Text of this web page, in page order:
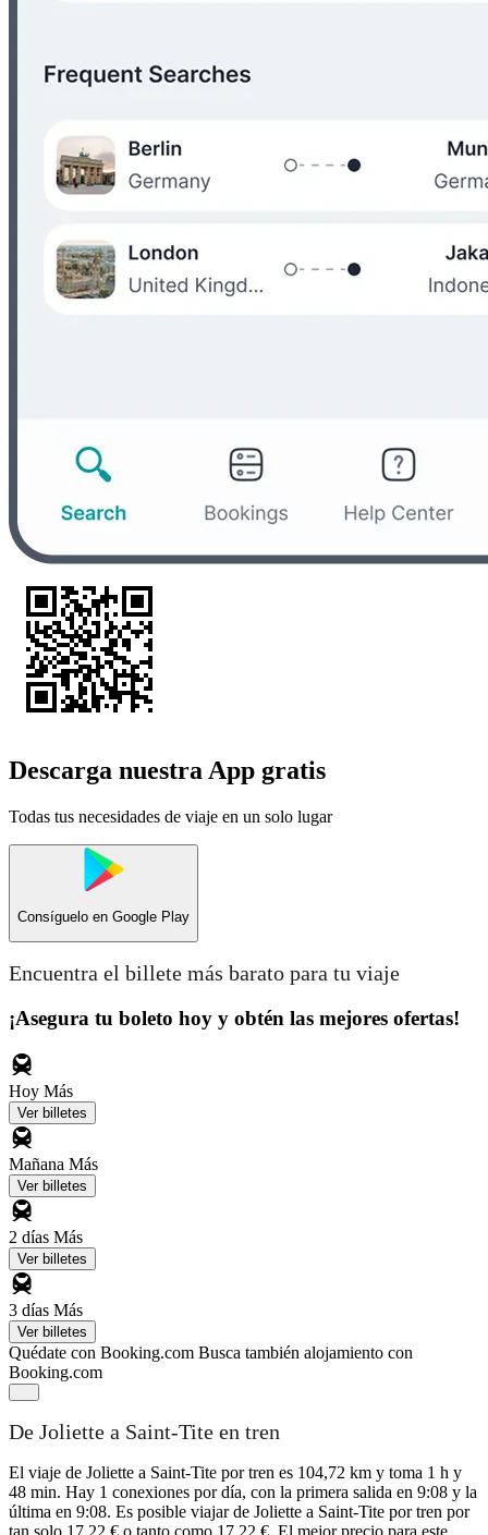
Descarga nuestra App gratis
Todas tus necesidades de viaje en un solo lugar
Consíguelo en Google Play
Encuentra el billete más barato para tu viaje
¡Asegura tu boleto hoy y obtén las mejores ofertas!
Hoy Más
Ver billetes
Mañana Más
Ver billetes
2 días Más
Ver billetes
3 días Más
Ver billetes
Quédate con Booking.com Busca también alojamiento con
Booking.com
De Joliette a Saint-Tite en tren
El viaje de Joliette a Saint-Tite por tren es 104,72 km y toma 1 h y
48 min. Hay 1 conexiones por día, con la primera salida en 9:08 y la
última en 9:08. Es posible viajar de Joliette a Saint-Tite por tren por
tan solo 17,22 € o tanto como 17,22 €. El mejor precio para este